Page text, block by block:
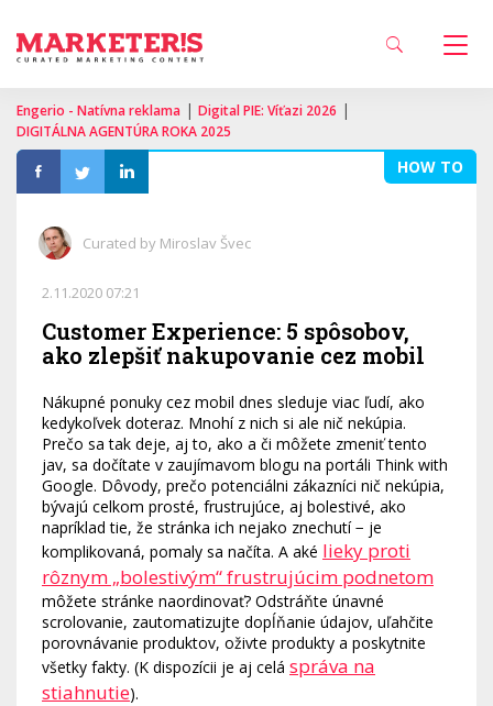
Engerio - Natívna reklama | Digital PIE: Víťazi 2026 |
DIGITÁLNA AGENTÚRA ROKA 2025
HOW TO
Curated by Miroslav Švec
2.11.2020 07:21
Customer Experience: 5 spôsobov,
ako zlepšiť nakupovanie cez mobil
Nákupné ponuky cez mobil dnes sleduje viac ľudí, ako
kedykoľvek doteraz. Mnohí z nich si ale nič nekúpia.
Prečo sa tak deje, aj to, ako a či môžete zmeniť tento
jav, sa dočítate v zaujímavom blogu na portáli Think with
Google. Dôvody, prečo potenciálni zákazníci nič nekúpia,
bývajú celkom prosté, frustrujúce, aj bolestivé, ako
napríklad tie, že stránka ich nejako znechutí − je
komplikovaná, pomaly sa načíta. A aké lieky proti
rôznym „bolestivým“ frustrujúcim podnetom
môžete stránke naordinovať? Odstráňte únavné
scrolovanie, zautomatizujte dopĺňanie údajov, uľahčite
porovnávanie produktov, oživte produkty a poskytnite
všetky fakty. (K dispozícii je aj celá správa na
stiahnutie).